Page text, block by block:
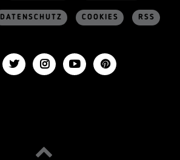
DATENSCHUTZ COOKIES RSS